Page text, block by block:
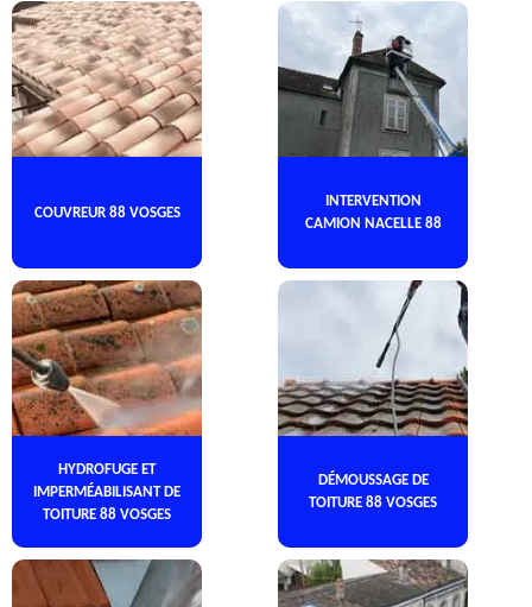
COUVREUR 88 VOSGES
INTERVENTION
CAMION NACELLE 88
HYDROFUGE ET
IMPERMÉABILISANT DE
TOITURE 88 VOSGES
DÉMOUSSAGE DE
TOITURE 88 VOSGES